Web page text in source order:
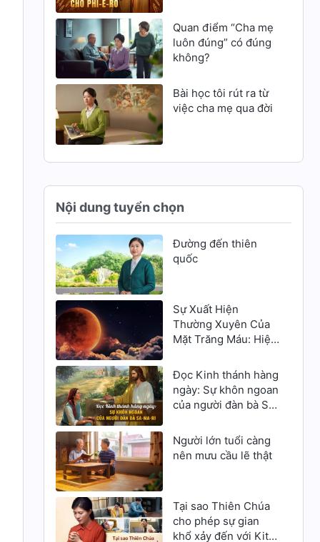
Quan điểm “Cha mẹ
luôn đúng” có đúng
không?
Bài học tôi rút ra từ
việc cha mẹ qua đời
Nội dung tuyển chọn
Đường đến thiên
quốc
Sự Xuất Hiện
Thường Xuyên Của
Mặt Trăng Máu: Hiện
Hay Lời Cảnh Báo Về
Thời Kỳ Sau Rốt?
Đọc Kinh thánh hàng
ngày: Sự khôn ngoan
của người đàn bà Sa-
Người lớn tuổi càng
nên mưu cầu lẽ thật
Tại sao Thiên Chúa
cho phép sự gian
khổ xảy đến với Kitô